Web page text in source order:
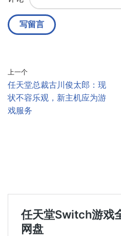
上一个
任天堂总裁古川俊太郎：现
状不容乐观，新主机应为游
戏服务